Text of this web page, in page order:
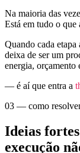
Na maioria das
Está em tudo o que
Quando cada
deixa de ser um
energia, orçamento
— é aí que entra a
03 — como
Ideias
execução